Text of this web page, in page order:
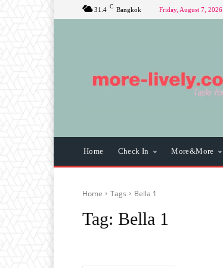
31.4 C Bangkok Friday, August 7, 2026
Home Check In More&More
Home Tags Bella 1
Tag: Bella 1